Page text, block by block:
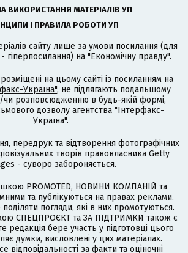
ВИКОРИСТАННЯ МАТЕРІАЛІВ УП
І ПРАВИЛА РОБОТИ УП
сайту лише за умови посилання (для
гіперпосилання) на "Економічну правду".
розміщені на цьому сайті із посиланням на
Україна", не підлягають подальшому
чи розповсюдженню в будь-якій формі,
дозволу агентства "Інтерфакс-
Україна".
передрук та відтворення фотографічних
творів правовласника Getty
- суворо забороняється.
PROMOTED, НОВИНИ КОМПАНІЙ та
та публікуються на правах реклами.
погляди, які в них промотуються.
СПЕЦПРОЄКТ та ЗА ПІДТРИМКИ також є
редакція бере участь у підготовці цього
думки, висловлені у цих матеріалах.
відповідальності за факти та оціночні